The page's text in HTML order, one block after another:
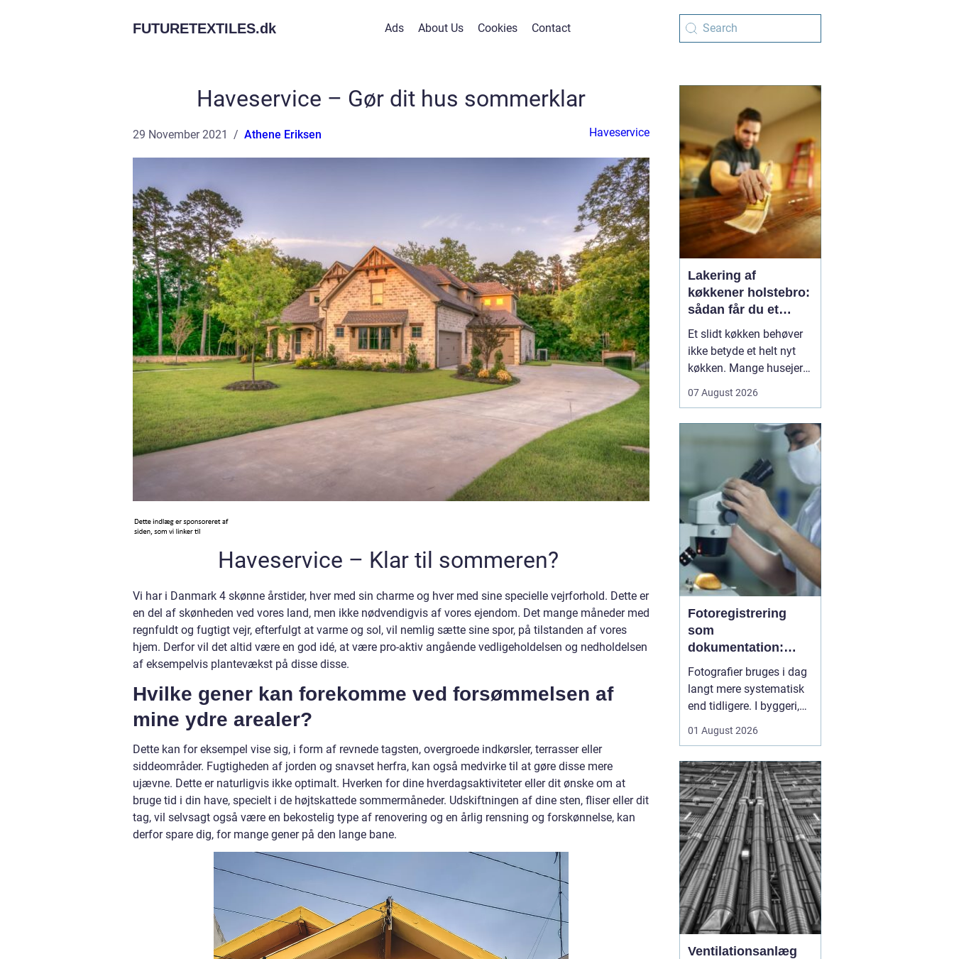
FUTURETEXTILES.dk Ads About Us Cookies Contact
Haveservice – Gør dit hus sommerklar
29 November 2021 Athene Eriksen Haveservice
Haveservice – Klar til sommeren?
Vi har i Danmark 4 skønne årstider, hver med sin charme og hver med sine specielle vejrforhold. Dette er
en del af skønheden ved vores land, men ikke nødvendigvis af vores ejendom. Det mange måneder med
regnfuldt og fugtigt vejr, efterfulgt at varme og sol, vil nemlig sætte sine spor, på tilstanden af vores
hjem. Derfor vil det altid være en god idé, at være pro-aktiv angående vedligeholdelsen og nedholdelsen
af eksempelvis plantevækst på disse disse.
Hvilke gener kan forekomme ved forsømmelsen af
mine ydre arealer?
Dette kan for eksempel vise sig, i form af revnede tagsten, overgroede indkørsler, terrasser eller
siddeområder. Fugtigheden af jorden og snavset herfra, kan også medvirke til at gøre disse mere
ujævne. Dette er naturligvis ikke optimalt. Hverken for dine hverdagsaktiviteter eller dit ønske om at
bruge tid i din have, specielt i de højtskattede sommermåneder. Udskiftningen af dine sten, fliser eller dit
tag, vil selvsagt også være en bekostelig type af renovering og en årlig rensning og forskønnelse, kan
derfor spare dig, for mange gener på den lange bane.
Lakering af
køkkener holstebro:
sådan får du et
køkken der føles
som nyt
Et slidt køkken behøver
ikke betyde et helt nyt
køkken. Mange husejere
køkkenlåger, der fungerer
efter mange års brug.
Lakering af
køkkener Holst...
07 August 2026
Fotoregistrering
som
dokumentation:
sådan skaber
billeder overblik og
tryghed
Fotografier bruges i dag
langt mere systematisk
end tidligere. I byggeri,
arbejdsmiljø arbejder
fotoregistrering somen
fast del af
dokumentation...
01 August 2026
Ventilationsanlæg